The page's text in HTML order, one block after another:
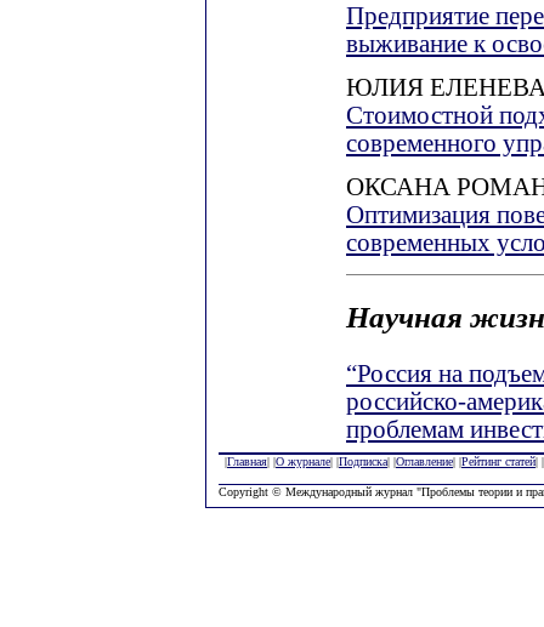
Предприятие
выживание к
ЮЛИЯ
Стоимостной
современного
ОКСАНА
Оптимизация
современных
Научная
“Россия на
российско-
проблемам
|Главная| |О журнале| |Подписка| |Оглавление| |Рейтинг статей| |
Copyright © Международный журнал "Проблемы теории и